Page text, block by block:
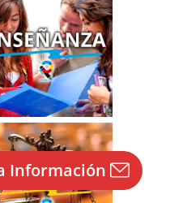
Información